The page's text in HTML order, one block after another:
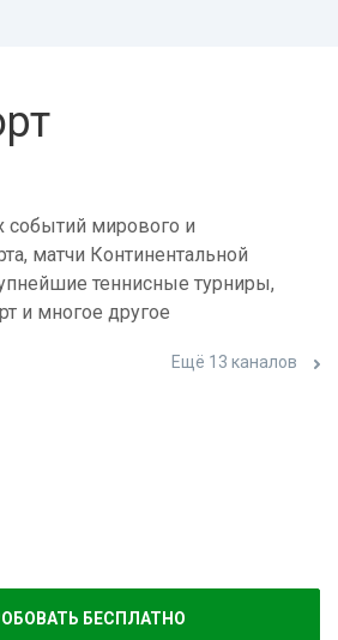
событий мирового и
матчи Континентальной
теннисные турниры,
и многое другое
Ещё 13 каналов
БЕСПЛАТНО